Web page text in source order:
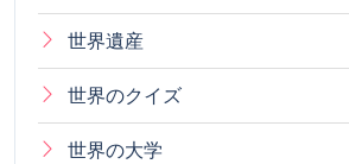
世界遺産
世界のクイズ
世界の大学